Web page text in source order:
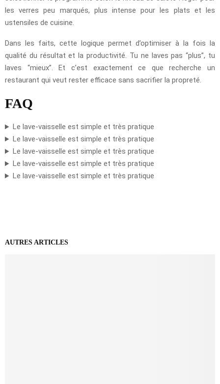
les verres peu marqués, plus intense pour les plats et les
ustensiles de cuisine.
Dans les faits, cette logique permet d’optimiser à la fois la
qualité du résultat et la productivité. Tu ne laves pas “plus”, tu
laves “mieux”. Et c’est exactement ce que recherche un
restaurant qui veut rester efficace sans sacrifier la propreté.
FAQ
Le lave-vaisselle est simple et très pratique
Le lave-vaisselle est simple et très pratique
Le lave-vaisselle est simple et très pratique
Le lave-vaisselle est simple et très pratique
Le lave-vaisselle est simple et très pratique
AUTRES ARTICLES